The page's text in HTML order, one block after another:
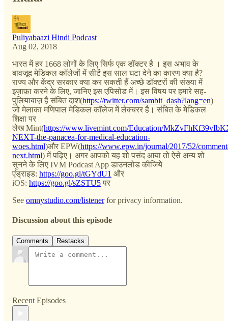
Puliyabaazi Hindi Podcast
Aug 02, 2018
भारत में हर 1668 लोगों के लिए सिर्फ एक डॉक्टर है । इस अभाव के
बावजूद मेडिकल कॉलेजों में सीटें इस साल घटा देने का कारण क्या है?
राज्य और केंद्र सरकार क्या कर सकती हैं अच्छे डॉक्टरों की संख्या में
इज़ाफ़ा करने के लिए, जानिए इस एपिसोड में। इस विषय पर हमारे सह-
पुलियाबाज़ है संबित दाश(https://twitter.com/sambit_dash?lang=en)
जो मेलाका मणिपाल मेडिकल कॉलेज में लेक्चरर है। संबित के मेडिकल
शिक्षा पर
लेख Mint(https://www.livemint.com/Education/
NEXT-the-panacea-for-medical-education-
woes.html)और EPW(https://www.epw.in/journal/2017/52/
next.html) में पढ़िए। अगर आपको यह शो पसंद आया तो ऐसे अन्य शो
सुनने के लिए IVM Podcast App डाउनलोड कीजिये
एंड्राइड: https://goo.gl/tGYdU1 और
iOS: https://goo.gl/sZSTU5 पर
See omnystudio.com/listenerfor privacy information.
Discussion about this episode
Comments Restacks
Recent Episodes